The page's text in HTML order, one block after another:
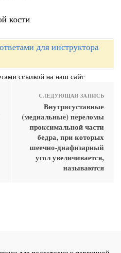
кости
для инструктора
ссылкой на наш сайт
СЛЕДУЮЩАЯ ЗАПИСЬ
Внутрисуставные
(медиальные) переломы
проксимальной части
бедра, при которых
шеечно-диафизарный
угол увеличивается,
называются